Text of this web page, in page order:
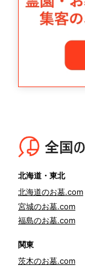
北海道・東北
北海道のお墓.com
宮城のお墓.com
福島のお墓.com
関東
茨木のお墓.com